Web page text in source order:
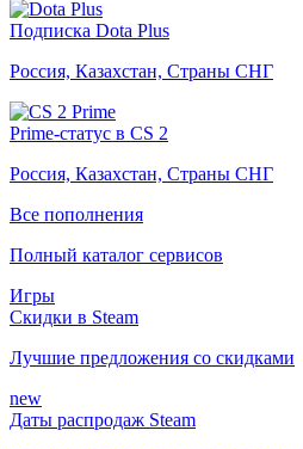
Подписка Dota Plus
Россия, Казахстан, Страны СНГ
Prime-статус в CS 2
Россия, Казахстан, Страны СНГ
Все пополнения
Полный каталог сервисов
Игры
Скидки в Steam
Лучшие предложения со скидками
new
Даты распродаж Steam